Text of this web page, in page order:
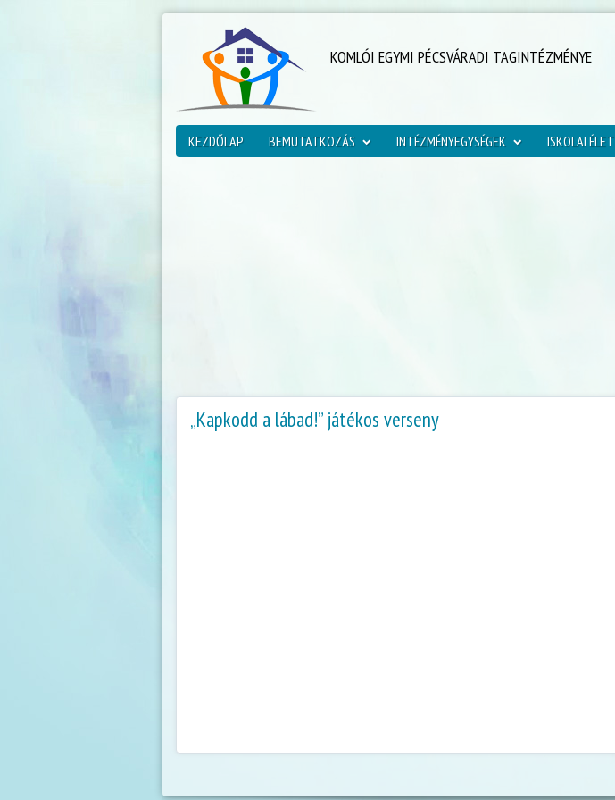
KOMLÓI EGYMI PÉCSVÁRADI TAGINTÉZMÉNYE
KEZDŐLAP BEMUTATKOZÁS INTÉZMÉNYEGYSÉGEK ISKOLAI ÉLET
„Kapkodd a lábad!” játékos verseny